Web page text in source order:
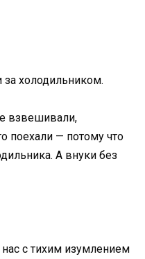
холодильником.
взвешивали,
поехали — потому что
А внуки без
с тихим изумлением